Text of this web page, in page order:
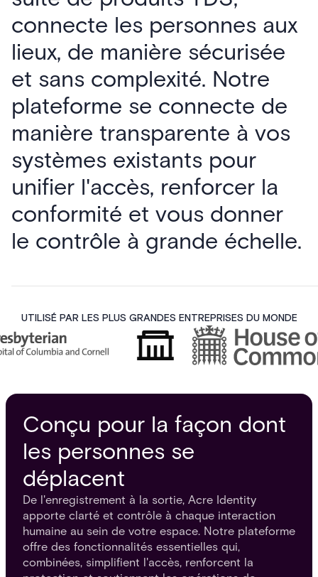
connecte les personnes aux
lieux, de manière sécurisée
et sans complexité. Notre
plateforme se connecte de
manière transparente à vos
systèmes existants pour
unifier l'accès, renforcer la
conformité et vous donner
le contrôle à grande échelle.
UTILISÉ PAR LES PLUS GRANDES ENTREPRISES DU MONDE
Conçu pour la façon dont
les personnes se
déplacent
De l'enregistrement à la sortie, Acre Identity
apporte clarté et contrôle à chaque interaction
humaine au sein de votre espace. Notre plateforme
offre des fonctionnalités essentielles qui,
combinées, simplifient l'accès, renforcent la